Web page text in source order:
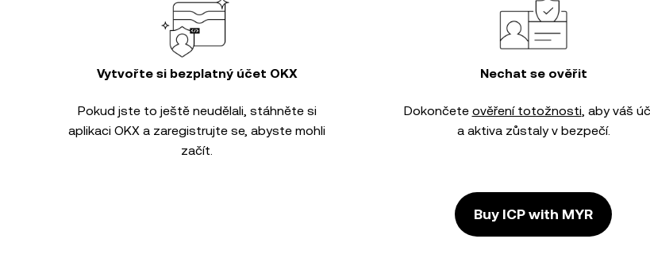
Vytvořte si bezplatný účet OKX
Pokud jste to ještě neudělali, stáhněte si
aplikaci OKX a zaregistrujte se, abyste mohli
začít.
Nechat se ověřit
Dokončete ověření totožnosti, aby váš
a aktiva zůstaly v bezpečí.
Buy ICP with MYR